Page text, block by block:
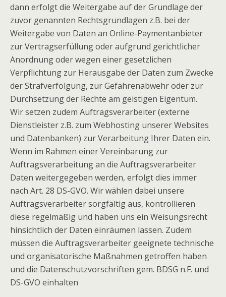
dann erfolgt die Weitergabe auf der Grundlage der
zuvor genannten Rechtsgrundlagen z.B. bei der
Weitergabe von Daten an Online-Paymentanbieter
zur Vertragserfüllung oder aufgrund gerichtlicher
Anordnung oder wegen einer gesetzlichen
Verpflichtung zur Herausgabe der Daten zum Zwecke
der Strafverfolgung, zur Gefahrenabwehr oder zur
Durchsetzung der Rechte am geistigen Eigentum.
Wir setzen zudem Auftragsverarbeiter (externe
Dienstleister z.B. zum Webhosting unserer Websites
und Datenbanken) zur Verarbeitung Ihrer Daten ein.
Wenn im Rahmen einer Vereinbarung zur
Auftragsverarbeitung an die Auftragsverarbeiter
Daten weitergegeben werden, erfolgt dies immer
nach Art. 28 DS-GVO. Wir wählen dabei unsere
Auftragsverarbeiter sorgfältig aus, kontrollieren
diese regelmäßig und haben uns ein Weisungsrecht
hinsichtlich der Daten einräumen lassen. Zudem
müssen die Auftragsverarbeiter geeignete technische
und organisatorische Maßnahmen getroffen haben
und die Datenschutzvorschriften gem. BDSG n.F. und
DS-GVO einhalten